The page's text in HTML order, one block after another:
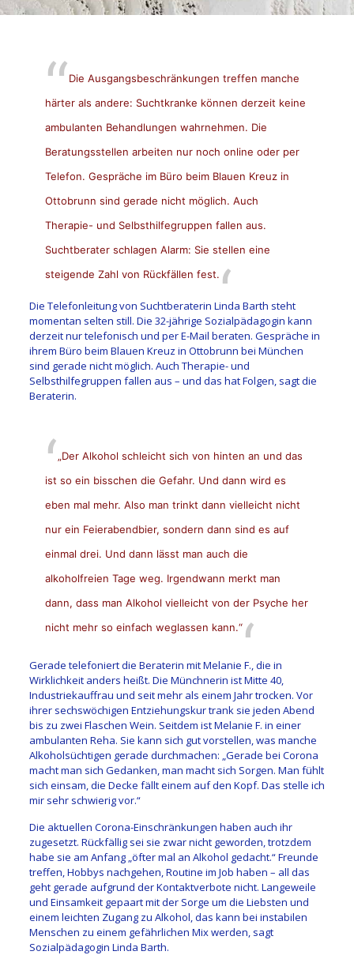
Die Ausgangsbeschränkungen treffen manche
härter als andere: Suchtkranke können derzeit keine
ambulanten Behandlungen wahrnehmen. Die
Beratungsstellen arbeiten nur noch online oder per
Telefon. Gespräche im Büro beim Blauen Kreuz in
Ottobrunn sind gerade nicht möglich. Auch
Therapie- und Selbsthilfegruppen fallen aus.
Suchtberater schlagen Alarm: Sie stellen eine
steigende Zahl von Rückfällen fest.
Die Telefonleitung von Suchtberaterin Linda Barth steht
momentan selten still. Die 32-jährige Sozialpädagogin kann
derzeit nur telefonisch und per E-Mail beraten. Gespräche in
ihrem Büro beim Blauen Kreuz in Ottobrunn bei München
sind gerade nicht möglich. Auch Therapie- und
Selbsthilfegruppen fallen aus – und das hat Folgen, sagt die
Beraterin.
„Der Alkohol schleicht sich von hinten an und das
ist so ein bisschen die Gefahr. Und dann wird es
eben mal mehr. Also man trinkt dann vielleicht nicht
nur ein Feierabendbier, sondern dann sind es auf
einmal drei. Und dann lässt man auch die
alkoholfreien Tage weg. Irgendwann merkt man
dann, dass man Alkohol vielleicht von der Psyche her
nicht mehr so einfach weglassen kann.“
Gerade telefoniert die Beraterin mit Melanie F., die in
Wirklichkeit anders heißt. Die Münchnerin ist Mitte 40,
Industriekauffrau und seit mehr als einem Jahr trocken. Vor
ihrer sechswöchigen Entziehungskur trank sie jeden Abend
bis zu zwei Flaschen Wein. Seitdem ist Melanie F. in einer
ambulanten Reha. Sie kann sich gut vorstellen, was manche
Alkoholsüchtigen gerade durchmachen: „Gerade bei Corona
macht man sich Gedanken, man macht sich Sorgen. Man fühlt
sich einsam, die Decke fällt einem auf den Kopf. Das stelle ich
mir sehr schwierig vor.“
Die aktuellen Corona-Einschränkungen haben auch ihr
zugesetzt. Rückfällig sei sie zwar nicht geworden, trotzdem
habe sie am Anfang „öfter mal an Alkohol gedacht.“ Freunde
treffen, Hobbys nachgehen, Routine im Job haben – all das
geht gerade aufgrund der Kontaktverbote nicht. Langeweile
und Einsamkeit gepaart mit der Sorge um die Liebsten und
einem leichten Zugang zu Alkohol, das kann bei instabilen
Menschen zu einem gefährlichen Mix werden, sagt
Sozialpädagogin Linda Barth.